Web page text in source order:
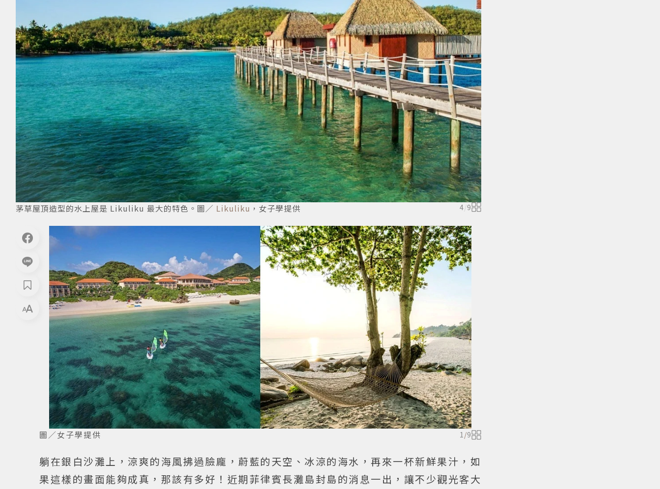
茅草屋頂造型的水上屋是 Likuliku 最大的特色。圖／ Likuliku ，女子學提供 4/9
圖／女子學提供 1/9
躺在銀白沙灘上，涼爽的海風拂過臉龐，蔚藍的天空、冰涼的海水，再來一杯新鮮果汁，如
果這樣的畫面能夠成真，那該有多好！近期菲律賓長灘島封島的消息一出，讓不少觀光客大